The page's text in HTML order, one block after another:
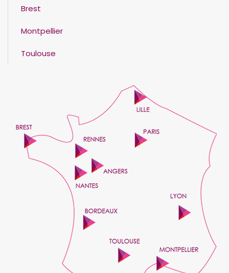
Brest
Montpellier
Toulouse